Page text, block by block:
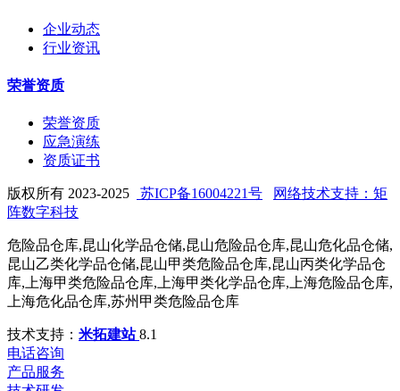
企业动态
行业资讯
荣誉资质
荣誉资质
应急演练
资质证书
版权所有 2023-2025 苏ICP备16004221号
网络技术支持：矩
阵数字科技
危险品仓库,昆山化学品仓储,昆山危险品仓库,昆山危化品仓储,
昆山乙类化学品仓储,昆山甲类危险品仓库,昆山丙类化学品仓
库,上海甲类危险品仓库,上海甲类化学品仓库,上海危险品仓库,
上海危化品仓库,苏州甲类危险品仓库
技术支持： 米拓建站8.1
电话咨询
产品服务